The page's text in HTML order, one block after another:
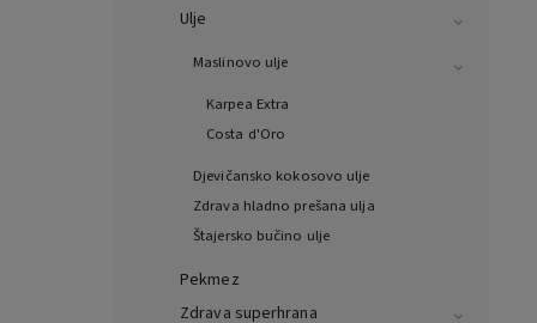
Ulje
Maslinovo ulje
Karpea Extra
Costa d'Oro
Djevičansko kokosovo ulje
Zdrava hladno prešana ulja
Štajersko bučino ulje
Pekmez
Zdrava superhrana